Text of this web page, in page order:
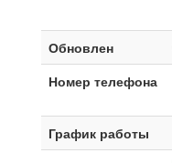
Обновлен
Номер телефона
График работы